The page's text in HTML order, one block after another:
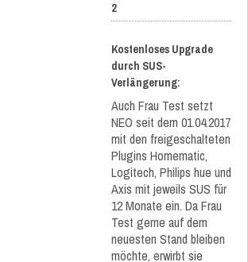
2
Kostenloses Upgrade
durch SUS-
Verlängerung:
Auch Frau Test setzt
NEO seit dem 01.04.2017
mit den freigeschalteten
Plugins Homematic,
Logitech, Philips hue und
Axis mit jeweils SUS für
12 Monate ein. Da Frau
Test gerne auf dem
neuesten Stand bleiben
möchte, erwirbt sie